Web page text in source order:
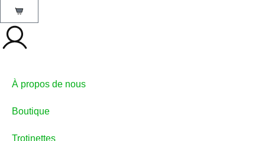
À propos de nous
Boutique
Trotinettes